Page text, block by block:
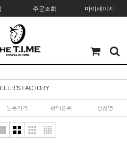
주문조회 마이페이지
FACTORY
높은가격 판매순위 상품명